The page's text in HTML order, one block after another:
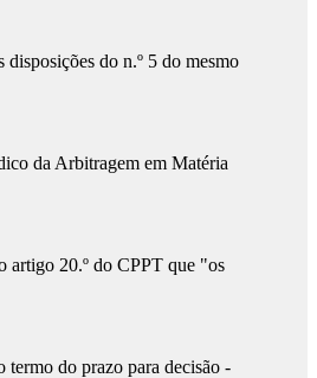
do n.º 5 do mesmo
da Arbitragem em Matéria
artigo 20.º do CPPT que "os
termo do prazo para decisão -